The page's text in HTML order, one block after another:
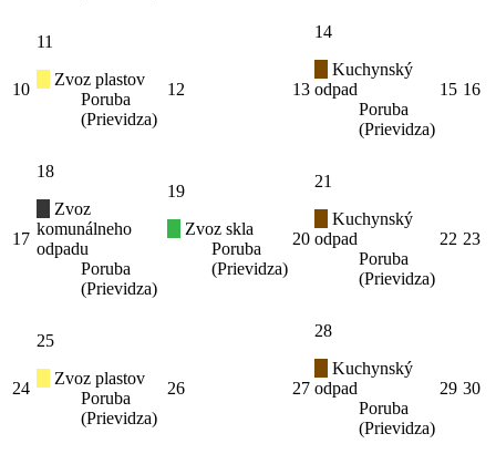
10
11
Zvoz plastov
Poruba
(Prievidza)
12 13
14
Kuchynský
odpad
Poruba
(Prievidza)
15 16
17
18
Zvoz
komunálneho
odpadu
Poruba
(Prievidza)
19
Zvoz skla
Poruba
(Prievidza)
20
21
Kuchynský
odpad
Poruba
(Prievidza)
22 23
24
25
Zvoz plastov
Poruba
(Prievidza)
26 27
28
Kuchynský
odpad
Poruba
(Prievidza)
29 30